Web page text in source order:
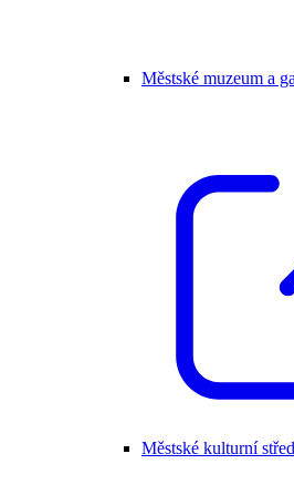
Městské muzeum a
Městské kulturní